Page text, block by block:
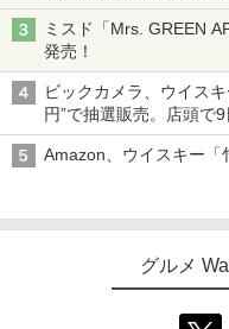
ミスド「Mrs. GREEN
発売！
ビックカメラ、ウイス
円”で抽選販売。店頭で
Amazon、ウイスキー「
グルメ